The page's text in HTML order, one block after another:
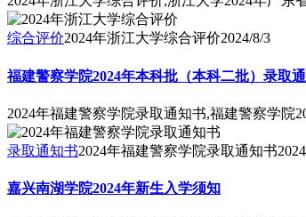
综合评价2024年浙江大学综合评价2024/8/3
福建警察学院2024年本科批（本科二批）录取
2024年福建警察学院录取通知书,福建警察学院
录取通知书2024年福建警察学院录取通知书
嘉兴南湖学院2024年新生入学须知